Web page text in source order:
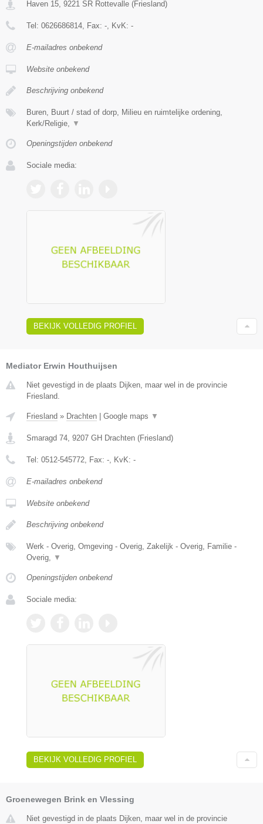
Haven 15 9221 SR Rottevalle (Friesland)
Tel: 0626686814 , Fax: - , KvK: -
E-mailadres onbekend
Website onbekend
Beschrijving onbekend
Buren, Buurt / stad of dorp, Milieu en ruimtelijke ordening,
Kerk/Religie,
▼
Openingstijden onbekend
Sociale media:
BEKIJK VOLLEDIG PROFIEL
Mediator Erwin Houthuijsen
Niet gevestigd in de plaats Dijken, maar wel in de provincie
Friesland.
Friesland » Drachten | Google maps ▼
Smaragd 74 9207 GH Drachten (Friesland)
Tel: 0512-545772 , Fax: - , KvK: -
E-mailadres onbekend
Website onbekend
Beschrijving onbekend
Werk - Overig, Omgeving - Overig, Zakelijk - Overig, Familie -
Overig,
▼
Openingstijden onbekend
Sociale media:
BEKIJK VOLLEDIG PROFIEL
Groenewegen Brink en Vlessing
Niet gevestigd in de plaats Dijken, maar wel in de provincie